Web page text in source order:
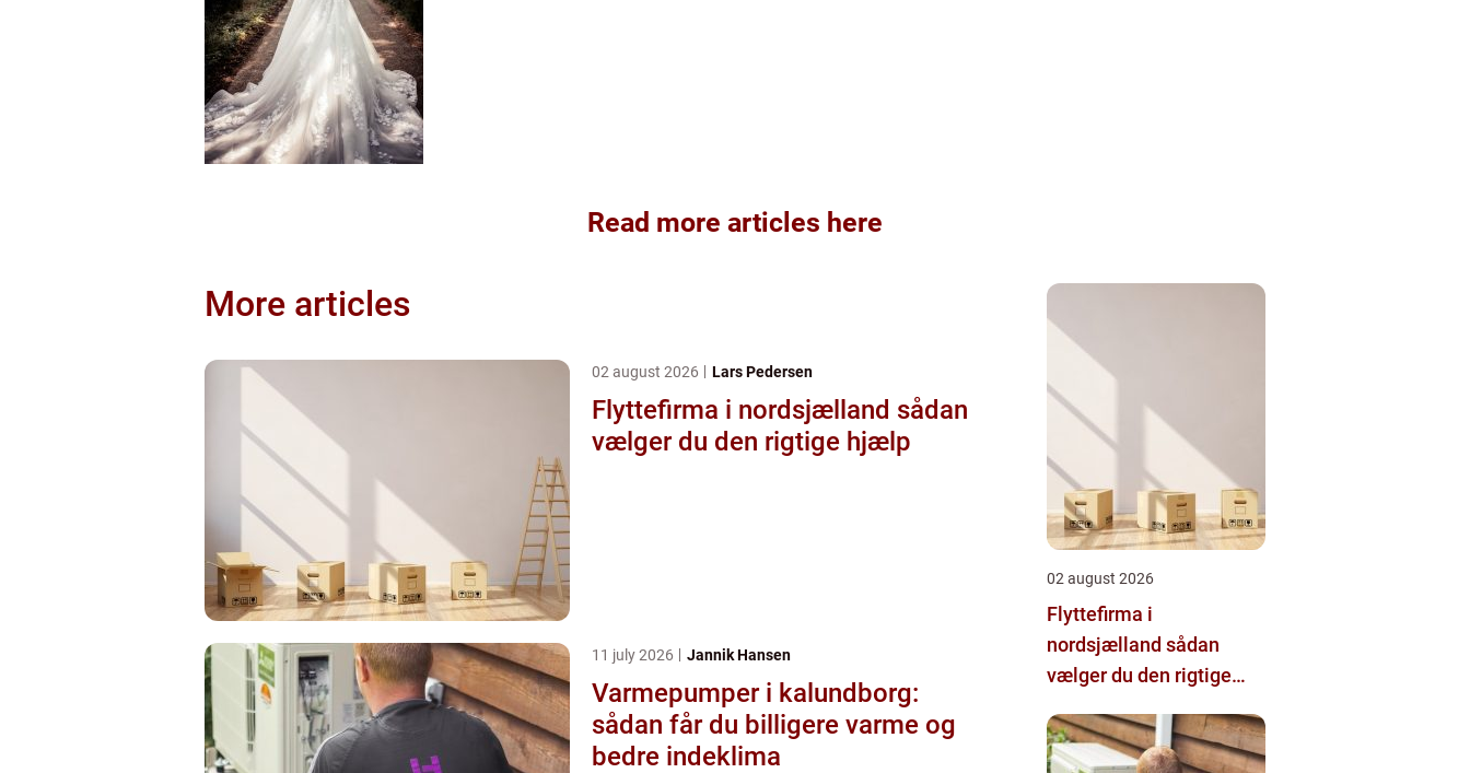
Read more articles here
More articles
02 august 2026 Lars Pedersen
Flyttefirma i nordsjælland sådan
vælger du den rigtige hjælp
11 july 2026 Jannik Hansen
Varmepumper i kalundborg:
sådan får du billigere varme og
bedre indeklima
02 august 2026
Flyttefirma i
nordsjælland sådan
vælger du den rigtige